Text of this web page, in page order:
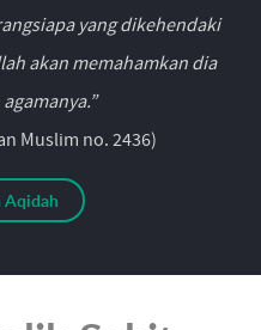
yang dikehendaki
akan memahamkan dia
Muslim no. 2436)
Aqidah